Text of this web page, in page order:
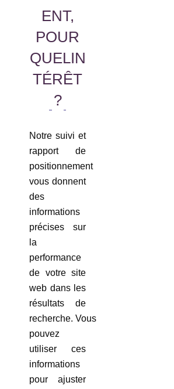
ENT,
POUR
QUELIN
TÉRÊT
?
Notre suivi et
rapport de
positionnement
vous donnent
des
informations
précises sur
la
performance
de votre site
web dans les
résultats de
recherche. Vous
pouvez
utiliser ces
informations
pour ajuster